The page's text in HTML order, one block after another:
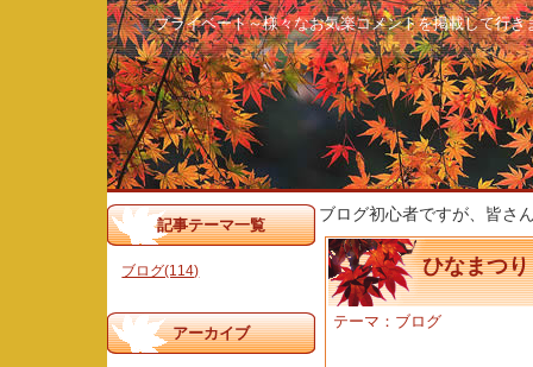
プライベート～様々なお気楽コメントを掲載して行き
ブログ初心者ですが、皆さ
ひなまつ
テーマ： ブログ
記事テーマ一覧
ブログ(114)
アーカイブ